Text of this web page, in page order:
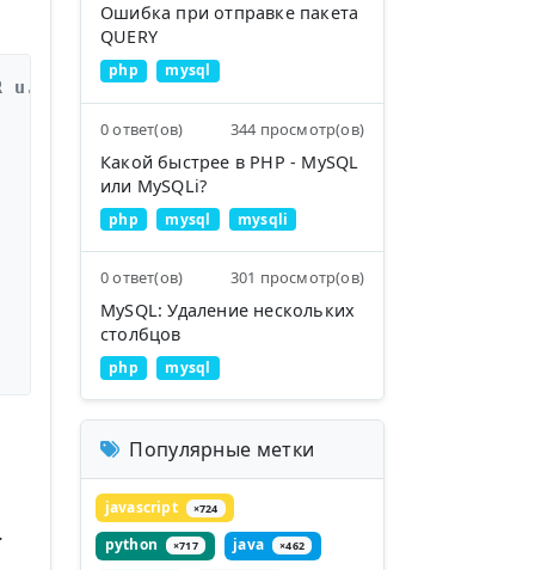
u.verified = 1) OR (u.social_account = 1 AND
Ошибка при отправке пакета
QUERY
php mysql
0 ответ(ов) 344 просмотр(ов)
Какой быстрее в PHP - MySQL
или MySQLi?
php mysql mysqli
0 ответ(ов) 301 просмотр(ов)
MySQL: Удаление нескольких
столбцов
php mysql
Популярные метки
javascript ×724
python ×717 java ×462